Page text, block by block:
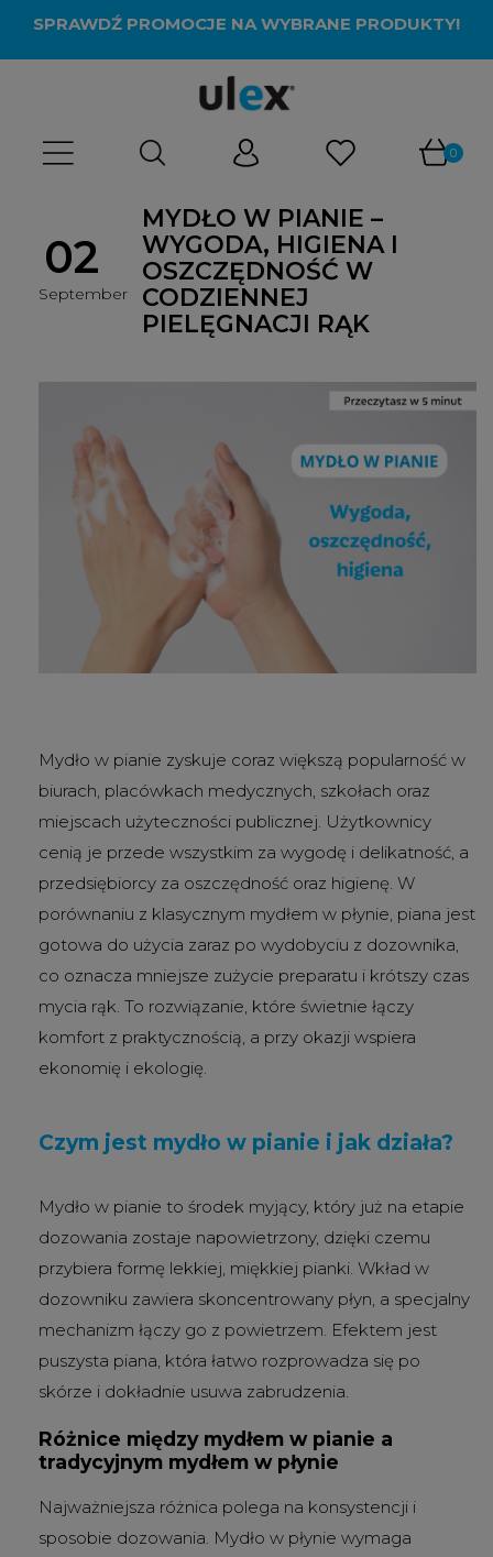
SPRAWDŹ PROMOCJE NA WYBRANE PRODUKTY!
MYDŁO W PIANIE –
WYGODA, HIGIENA I
OSZCZĘDNOŚĆ W
CODZIENNEJ
PIELĘGNACJI RĄK
02
September
Mydło w pianie zyskuje coraz większą popularność w
biurach, placówkach medycznych, szkołach oraz
miejscach użyteczności publicznej. Użytkownicy
cenią je przede wszystkim za wygodę i delikatność, a
przedsiębiorcy za oszczędność oraz higienę. W
porównaniu z klasycznym mydłem w płynie, piana jest
gotowa do użycia zaraz po wydobyciu z dozownika,
co oznacza mniejsze zużycie preparatu i krótszy czas
mycia rąk. To rozwiązanie, które świetnie łączy
komfort z praktycznością, a przy okazji wspiera
ekonomię i ekologię.
Czym jest mydło w pianie i jak działa?
Mydło w pianie to środek myjący, który już na etapie
dozowania zostaje napowietrzony, dzięki czemu
przybiera formę lekkiej, miękkiej pianki. Wkład w
dozowniku zawiera skoncentrowany płyn, a specjalny
mechanizm łączy go z powietrzem. Efektem jest
puszysta piana, która łatwo rozprowadza się po
skórze i dokładnie usuwa zabrudzenia.
Różnice między mydłem w pianie a
tradycyjnym mydłem w płynie
Najważniejsza różnica polega na konsystencji i
sposobie dozowania. Mydło w płynie wymaga